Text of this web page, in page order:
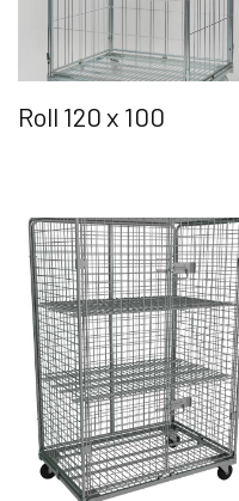
Roll 120 x 100